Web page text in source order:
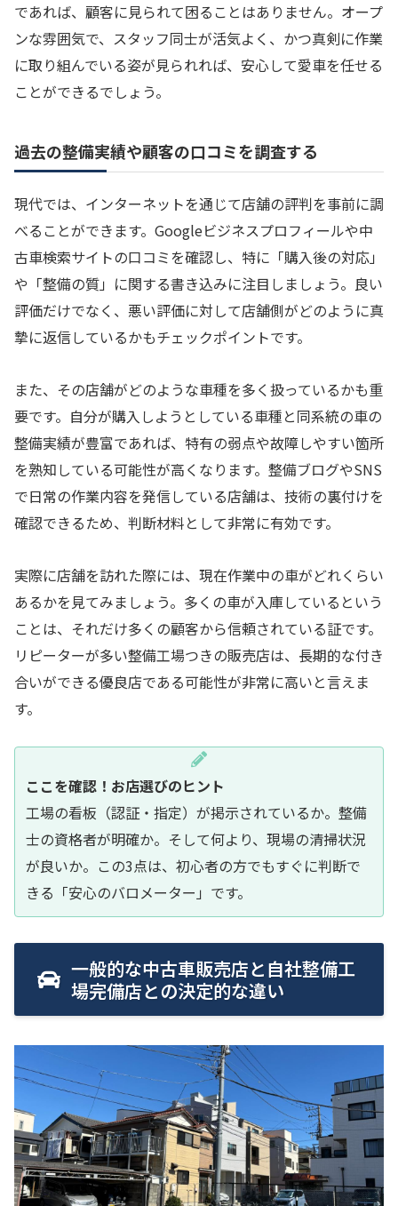
であれば、顧客に見られて困ることはありません。オープ
ンな雰囲気で、スタッフ同士が活気よく、かつ真剣に作業
に取り組んでいる姿が見られれば、安心して愛車を任せる
ことができるでしょう。
過去の整備実績や顧客の口コミを調査する
現代では、インターネットを通じて店舗の評判を事前に調
べることができます。Googleビジネスプロフィールや中
古車検索サイトの口コミを確認し、特に「購入後の対応」
や「整備の質」に関する書き込みに注目しましょう。良い
評価だけでなく、悪い評価に対して店舗側がどのように真
摯に返信しているかもチェックポイントです。
また、その店舗がどのような車種を多く扱っているかも重
要です。自分が購入しようとしている車種と同系統の車の
整備実績が豊富であれば、特有の弱点や故障しやすい箇所
を熟知している可能性が高くなります。整備ブログやSNS
で日常の作業内容を発信している店舗は、技術の裏付けを
確認できるため、判断材料として非常に有効です。
実際に店舗を訪れた際には、現在作業中の車がどれくらい
あるかを見てみましょう。多くの車が入庫しているという
ことは、それだけ多くの顧客から信頼されている証です。
リピーターが多い整備工場つきの販売店は、長期的な付き
合いができる優良店である可能性が非常に高いと言えま
す。
ここを確認！お店選びのヒント
工場の看板（認証・指定）が掲示されているか。整備
士の資格者が明確か。そして何より、現場の清掃状況
が良いか。この3点は、初心者の方でもすぐに判断で
きる「安心のバロメーター」です。
一般的な中古車販売店と自社整備工
場完備店との決定的な違い